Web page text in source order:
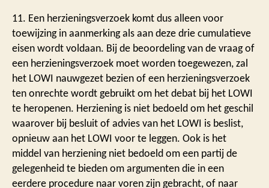
11. Een herzieningsverzoek komt dus alleen voor
toewijzing in aanmerking als aan deze drie cumulatieve
eisen wordt voldaan. Bij de beoordeling van de vraag of
een herzieningsverzoek moet worden toegewezen, zal
het LOWI nauwgezet bezien of een herzieningsverzoek
ten onrechte wordt gebruikt om het debat bij het LOWI
te heropenen. Herziening is niet bedoeld om het geschil
waarover bij besluit of advies van het LOWI is beslist,
opnieuw aan het LOWI voor te leggen. Ook is het
middel van herziening niet bedoeld om een partij de
gelegenheid te bieden om argumenten die in een
eerdere procedure naar voren zijn gebracht, of naar